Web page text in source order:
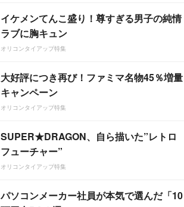
イケメンてんこ盛り！尊すぎる男子の純情
ラブに胸キュン
オリコンタイアップ特集
大好評につき再び！ファミマ名物45％増量
キャンペーン
オリコンタイアップ特集
SUPER★DRAGON、自ら描いた”レトロ
フューチャー”
オリコンタイアップ特集
パソコンメーカー社員が本気で選んだ「10